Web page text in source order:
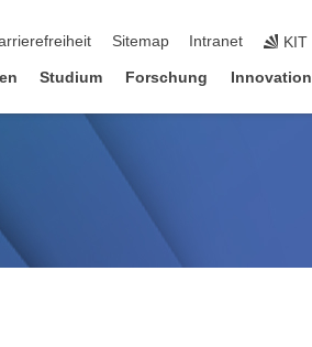
Sitemap Intranet KIT
Studium Forschung Innovation